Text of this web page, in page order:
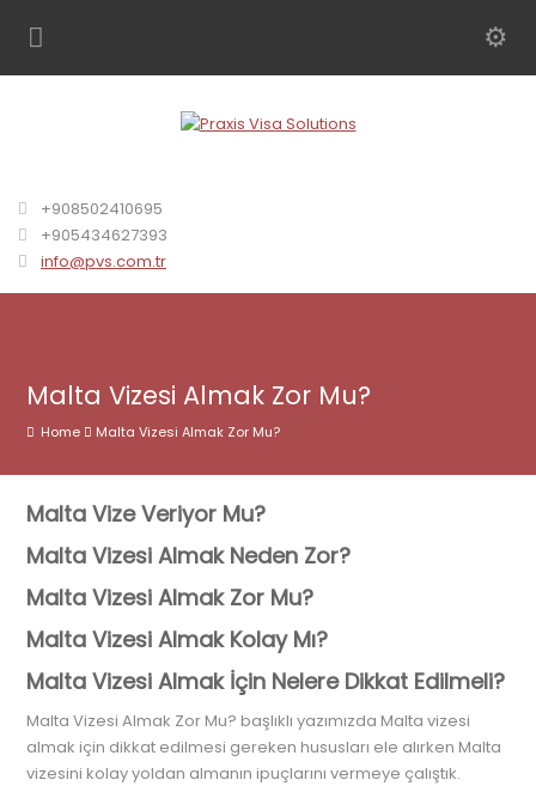
+908502410695
+905434627393
info@pvs.com.tr
Malta Vizesi Almak Zor Mu?
Home Malta Vizesi Almak Zor Mu?
Malta Vize Veriyor Mu?
Malta Vizesi Almak Neden Zor?
Malta Vizesi Almak Zor Mu?
Malta Vizesi Almak Kolay Mı?
Malta Vizesi Almak İçin Nelere Dikkat Edilmeli?
Malta Vizesi Almak Zor Mu? başlıklı yazımızda Malta vizesi
almak için dikkat edilmesi gereken hususları ele alırken Malta
vizesini kolay yoldan almanın ipuçlarını vermeye çalıştık.